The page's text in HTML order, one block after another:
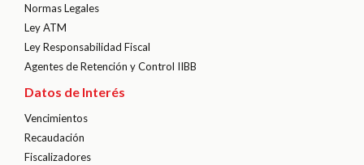
Normas Legales
Ley ATM
Ley Responsabilidad Fiscal
Agentes de Retención y Control IIBB
Datos de Interés
Vencimientos
Recaudación
Fiscalizadores